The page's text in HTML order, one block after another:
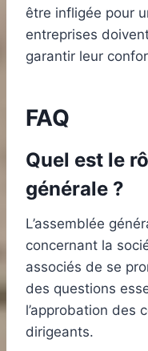
être infligée pour
entreprises
garantir leur
FAQ
Quel est le
générale ?
L’assemblée
concernant la
associés de se
des questions
l’approbation des
dirigeants.